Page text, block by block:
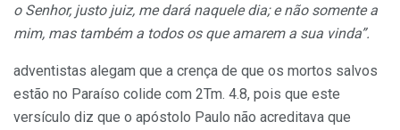
o Senhor, justo juiz, me dará naquele dia; e não somente a
mim, mas também a todos os que amarem a sua vinda”.
adventistas alegam que a crença de que os mortos salvos
estão no Paraíso colide com 2Tm. 4.8, pois que este
versículo diz que o apóstolo Paulo não acreditava que